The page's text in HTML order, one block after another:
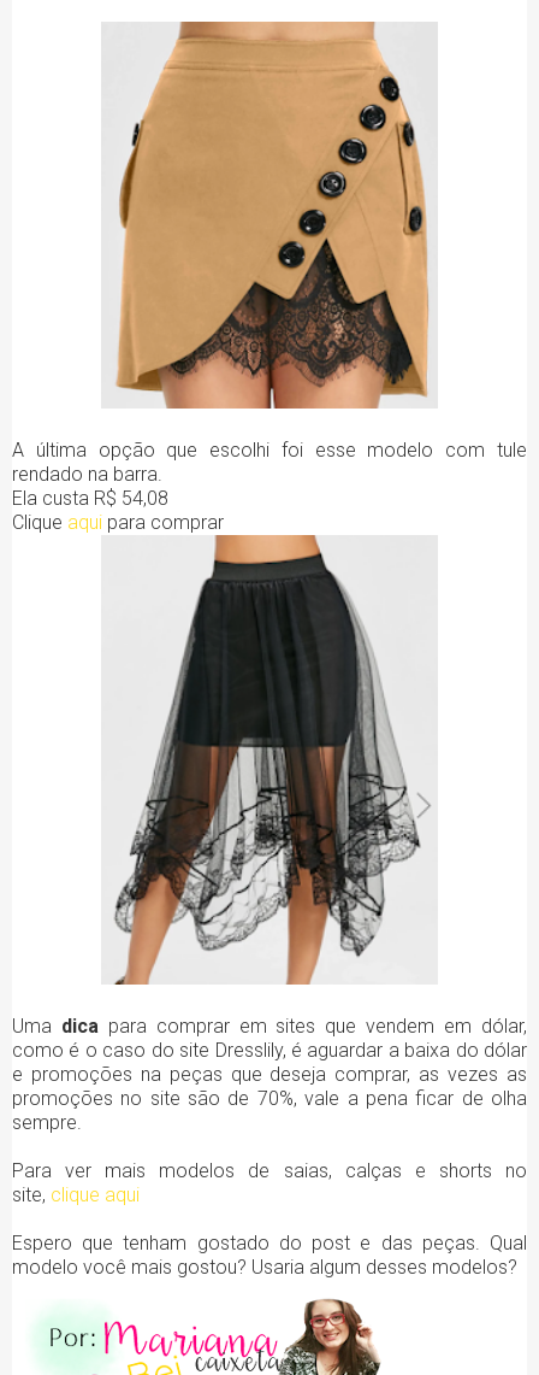
A última opção que escolhi foi esse modelo com tule
rendado na barra.
Ela custa R$ 54,08
Clique aqui para comprar
Uma dica para comprar em sites que vendem em dólar,
como é o caso do site Dresslily, é aguardar a baixa do dólar
e promoções na peças que deseja comprar, as vezes as
promoções no site são de 70%, vale a pena ficar de olha
sempre.
Para ver mais modelos de saias, calças e shorts no
site, clique aqui
Espero que tenham gostado do post e das peças. Qual
modelo você mais gostou? Usaria algum desses modelos?